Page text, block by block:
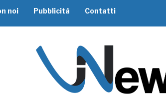
noi Pubblicità Contatti